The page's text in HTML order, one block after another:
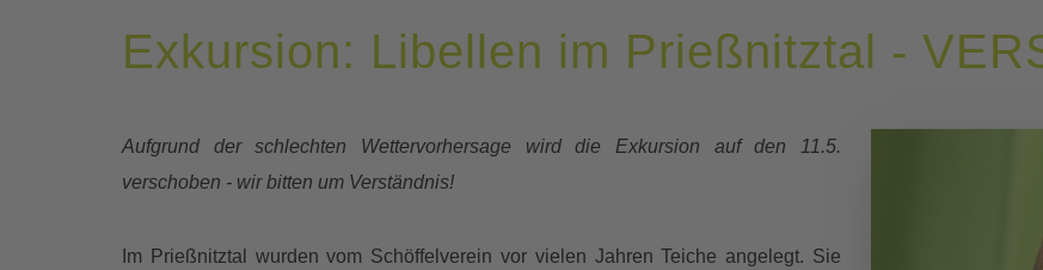
Exkursion: Libellen im Prießnitztal -
Aufgrund der schlechten Wettervorhersage wird die Exkursion auf den 11.5.
verschoben - wir bitten um Verständnis!
Im Prießnitztal wurden vom Schöffelverein vor vielen Jahren Teiche angelegt. Sie